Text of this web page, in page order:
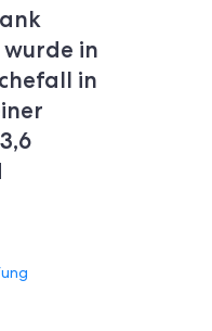
in
in